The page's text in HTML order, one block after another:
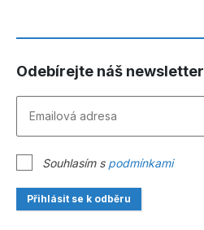
Odebírejte náš newsletter
Souhlasím s podmínkami
Přihlásit se k odběru